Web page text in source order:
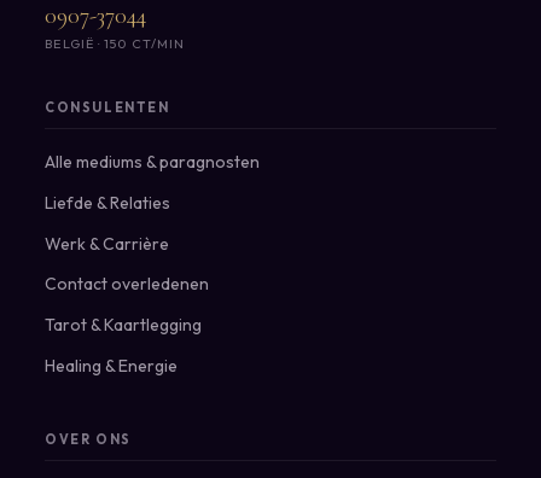
0907-37044
BELGIË · 150 CT/MIN
CONSULENTEN
Alle mediums & paragnosten
Liefde & Relaties
Werk & Carrière
Contact overledenen
Tarot & Kaartlegging
Healing & Energie
OVER ONS